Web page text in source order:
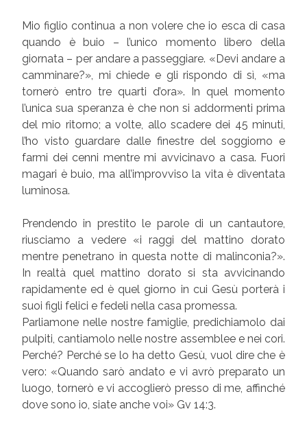
Mio figlio continua a non volere che io esca di casa
quando è buio – l’unico momento libero della
giornata – per andare a passeggiare. «Devi andare a
camminare?», mi chiede e gli rispondo di sì, «ma
tornerò entro tre quarti d’ora». In quel momento
l’unica sua speranza è che non si addormenti prima
del mio ritorno; a volte, allo scadere dei 45 minuti,
l’ho visto guardare dalle finestre del soggiorno e
farmi dei cenni mentre mi avvicinavo a casa. Fuori
magari è buio, ma all’improvviso la vita è diventata
luminosa.
Prendendo in prestito le parole di un cantautore,
riusciamo a vedere «i raggi del mattino dorato
mentre penetrano in questa notte di malinconia?».
In realtà quel mattino dorato si sta avvicinando
rapidamente ed è quel giorno in cui Gesù porterà i
suoi figli felici e fedeli nella casa promessa.
Parliamone nelle nostre famiglie, predichiamolo dai
pulpiti, cantiamolo nelle nostre assemblee e nei cori.
Perché? Perché se lo ha detto Gesù, vuol dire che è
vero: «Quando sarò andato e vi avrò preparato un
luogo, tornerò e vi accoglierò presso di me, affinché
dove sono io, siate anche voi» Gv 14:3.